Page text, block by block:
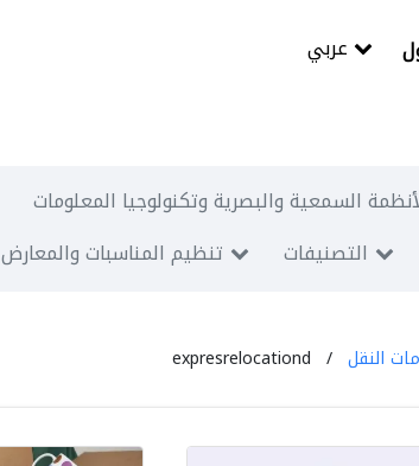
السمعية والبصرية وتكنولوجيا المعلومات
تنظيم المناسبات والمعارض التصنيفات
النقل expresrelocationd